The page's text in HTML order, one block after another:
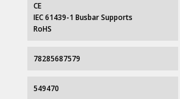
CE
IEC 61439-1 Busbar Supports
RoHS
78285687579
549470